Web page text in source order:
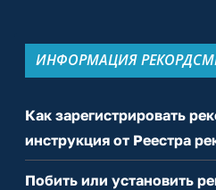
ИНФОРМАЦИЯ
Как зарегистрировать
инструкция от Реестра
Побить или установить